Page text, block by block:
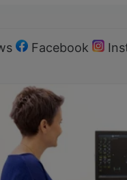
Facebook